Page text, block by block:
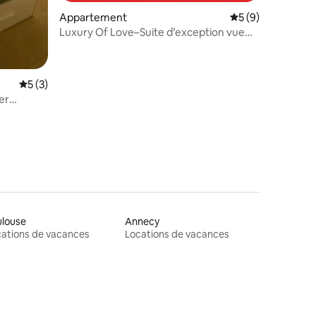
Évaluation moyenne sur la base de 3 commentaires : 5 sur 5
5 (3)
Appartement Évaluation
5 (9)
Luxury Of Love–Suite d’exception vue
de vacances
Annecy
Locations de vacances